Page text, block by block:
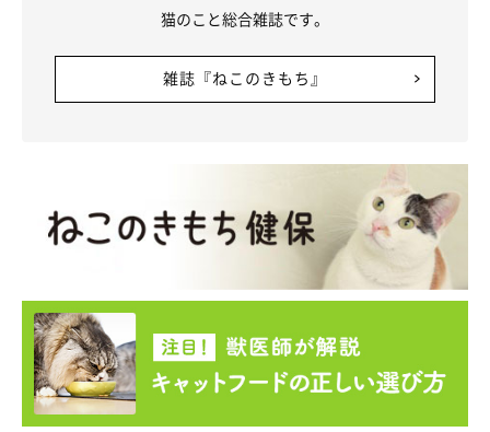
猫のこと総合雑誌です。
雑誌『ねこのきもち』